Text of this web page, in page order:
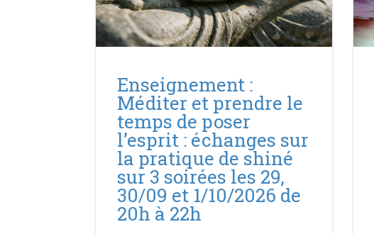
Enseignement :
Méditer et prendre le
temps de poser
l’esprit : échanges sur
la pratique de shiné
sur 3 soirées les 29,
30/09 et 1/10/2026 de
20h à 22h